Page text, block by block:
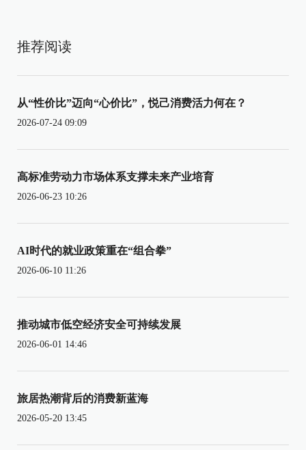
推荐阅读
从“性价比”迈向“心价比”，悦己消费活力何在？
2026-07-24 09:09
高标准劳动力市场体系支撑未来产业培育
2026-06-23 10:26
AI时代的就业政策重在“组合拳”
2026-06-10 11:26
推动城市低空经济安全可持续发展
2026-06-01 14:46
旅居热潮背后的消费新蓝海
2026-05-20 13:45